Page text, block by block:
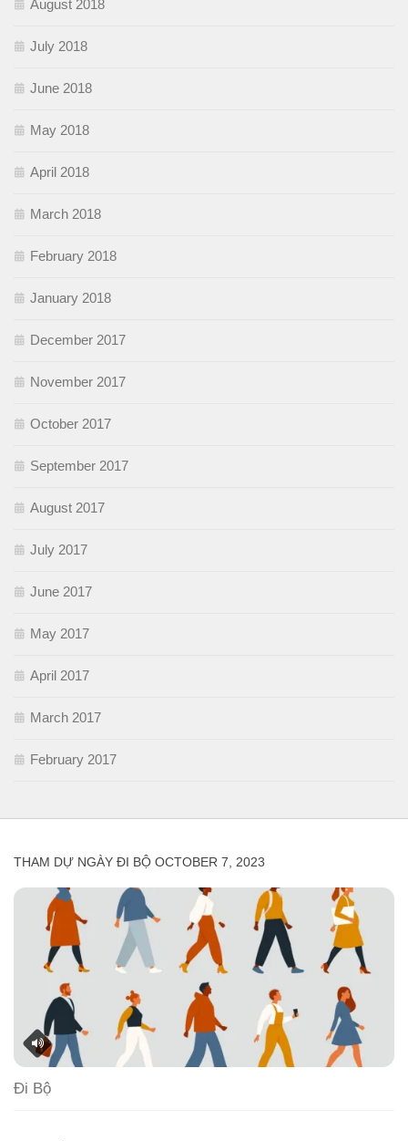
August 2018
July 2018
June 2018
May 2018
April 2018
March 2018
February 2018
January 2018
December 2017
November 2017
October 2017
September 2017
August 2017
July 2017
June 2017
May 2017
April 2017
March 2017
February 2017
THAM DỰ NGÀY ĐI BỘ OCTOBER 7, 2023
Đi Bộ